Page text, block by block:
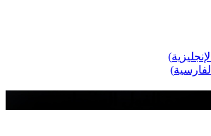
الإنجليزية)
الفارسية)